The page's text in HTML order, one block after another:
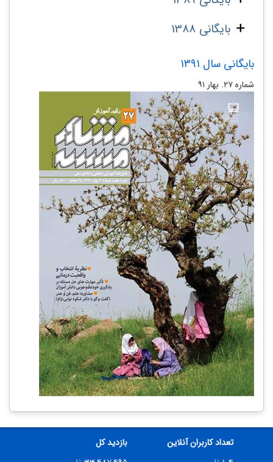
بایگانی 1388
بایگانی سال 1391
شماره‌ ۲۷. بهار ۹۱
تعداد کاربران آنلاین
بازدید کل